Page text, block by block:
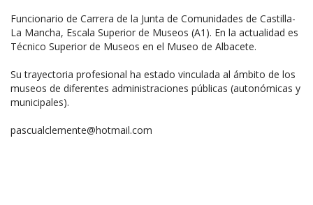
Funcionario de Carrera de la Junta de Comunidades de Castilla-
La Mancha, Escala Superior de Museos (A1). En la actualidad es
Técnico Superior de Museos en el Museo de Albacete.
Su trayectoria profesional ha estado vinculada al ámbito de los
museos de diferentes administraciones públicas (autonómicas y
municipales).
pascualclemente@hotmail.com